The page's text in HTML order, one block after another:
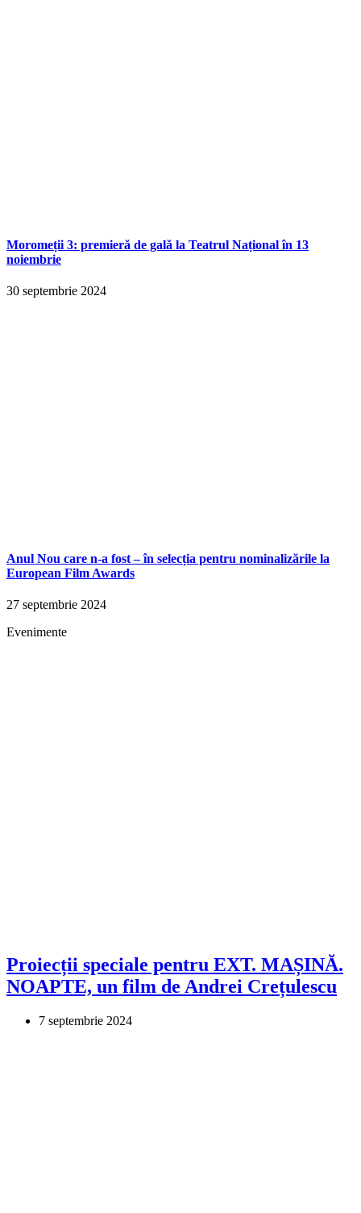
Moromeții 3: premieră de gală la Teatrul Național în 13
noiembrie
30 septembrie 2024
Anul Nou care n-a fost – în selecția pentru nominalizările la
European Film Awards
27 septembrie 2024
Evenimente
Proiecții speciale pentru EXT. MAȘINĂ.
NOAPTE, un film de Andrei Crețulescu
7 septembrie 2024